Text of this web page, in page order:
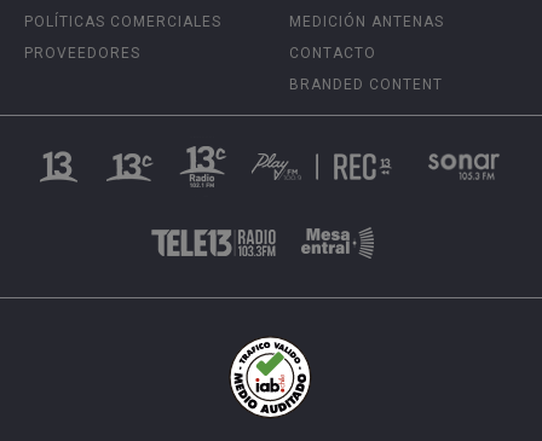
POLÍTICAS COMERCIALES
PROVEEDORES
MEDICIÓN ANTENAS
CONTACTO
BRANDED CONTENT